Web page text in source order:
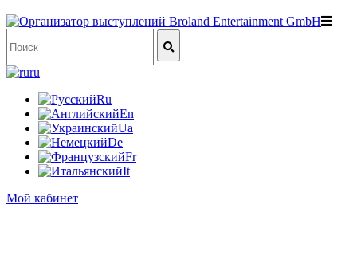
ru
Ru
En
Ua
De
Fr
It
Мой кабинет